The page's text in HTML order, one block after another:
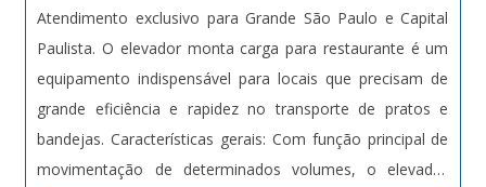
Atendimento exclusivo para Grande São Paulo e Capital
Paulista. O elevador monta carga para restaurante é um
equipamento indispensável para locais que precisam de
grande eficiência e rapidez no transporte de pratos e
bandejas. Características gerais: Com função principal de
movimentação de determinados volumes, o elevador